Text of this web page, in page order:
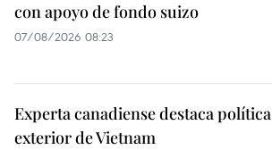
con apoyo de fondo suizo
07/08/2026 08:23
Experta canadiense destaca política
exterior de Vietnam